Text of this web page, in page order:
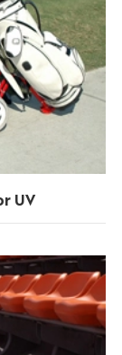
UV